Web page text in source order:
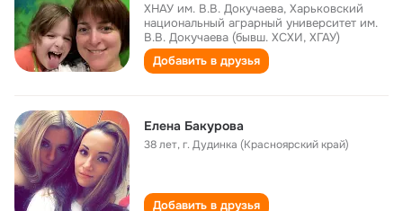
ХНАУ им. В.В. Докучаева, Харьковский
национальный аграрный университет им.
В.В. Докучаева (бывш. ХСХИ, ХГАУ)
Добавить в друзья
Елена Бакурова
38 лет,г. Дудинка (Красноярский край)
Добавить в друзья